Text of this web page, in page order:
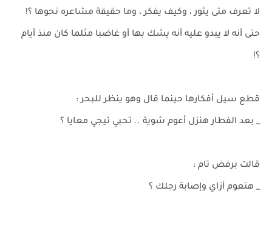
لا تعرف متى يثور ، وكيف يفكر ، وما حقيقة مشاعره نحوها ؟!
حتى أنه لا يبدو عليه أنه يشك بها أو غاضبا مثلما كان منذ أيام
؟!
قطع سيل أفكارها حينما قال وهو ينظر للبحر :
_ بعد الفطار هنزل أعوم شوية .. تحبي تيجي معايا ؟
قالت برفض تام :
_ هتعوم أزاي وإصابة رجلك ؟